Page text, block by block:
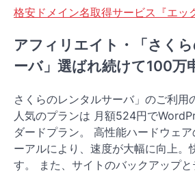
格安ドメイン名取得サービス『エッ
アフィリエイト・「さく
ーバ」選ばれ続けて100万
さくらのレンタルサーバ」のご利用
人気のプランは 月額524円で
ダードプラン。 高性能ハードウェ
ーアルにより、速度が大幅に向上。
す。 また、サイトのバックアップ